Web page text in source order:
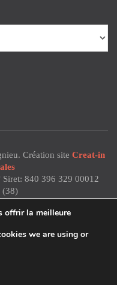
Création site Creat-in
Siret: 840 396 329 00012
(38)
offrir la meilleure
we are using or